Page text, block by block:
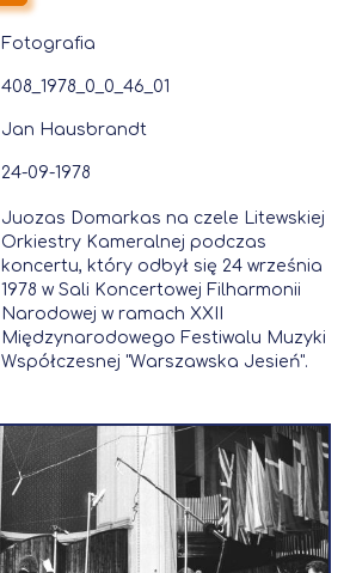
Fotografia
408_1978_0_0_46_01
Jan Hausbrandt
24-09-1978
Juozas Domarkas na czele Litewskiej
Orkiestry Kameralnej podczas
koncertu, który odbył się 24 września
1978 w Sali Koncertowej Filharmonii
Narodowej w ramach XXII
Międzynarodowego Festiwalu Muzyki
Współczesnej "Warszawska Jesień".